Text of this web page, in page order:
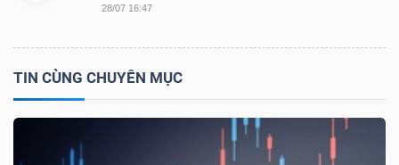
28/07 16:47
TIN CÙNG CHUYÊN MỤC
Người liên quan Cổ đông lớn